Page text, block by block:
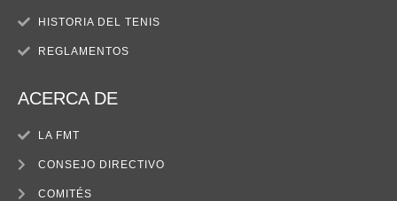
HISTORIA DEL TENIS
REGLAMENTOS
ACERCA DE
LA FMT
CONSEJO DIRECTIVO
COMITÉS